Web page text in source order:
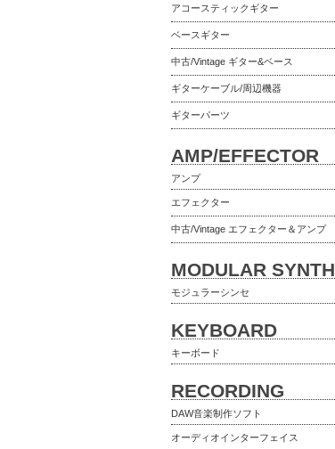
アコースティックギター
ベースギター
中古/Vintage ギター&ベース
ギターケーブル/周辺機器
ギターパーツ
AMP/EFFECTOR
アンプ
エフェクター
中古/Vintage エフェクター＆アンプ
MODULAR SYNTH
モジュラーシンセ
KEYBOARD
キーボード
RECORDING
DAW音楽制作ソフト
オーディオインターフェイス